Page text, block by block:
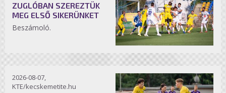
ZUGLÓBAN SZEREZTÜK
MEG ELSŐ SIKERÜNKET
Beszámoló.
2026-08-07,
KTE/kecskemetite.hu